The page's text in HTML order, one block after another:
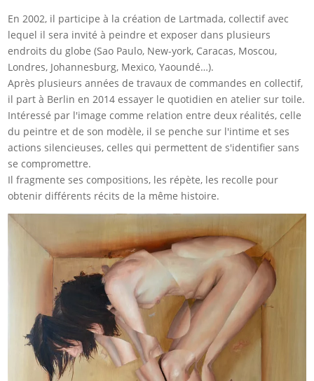
En 2002, il participe à la création de Lartmada, collectif avec
lequel il sera invité à peindre et exposer dans plusieurs
endroits du globe (Sao Paulo, New-york, Caracas, Moscou,
Londres, Johannesburg, Mexico, Yaoundé…).
Après plusieurs années de travaux de commandes en collectif,
il part à Berlin en 2014 essayer le quotidien en atelier sur toile.
Intéressé par l'image comme relation entre deux réalités, celle
du peintre et de son modèle, il se penche sur l'intime et ses
actions silencieuses, celles qui permettent de s'identifier sans
se compromettre.
Il fragmente ses compositions, les répète, les recolle pour
obtenir différents récits de la même histoire.